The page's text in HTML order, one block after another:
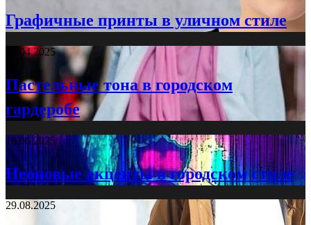
Графичные принты в уличном стиле
06.04.2025
Пастельные тона в городском
гардеробе
16.06.2025
Неоновые акценты в городском стиле
29.08.2025